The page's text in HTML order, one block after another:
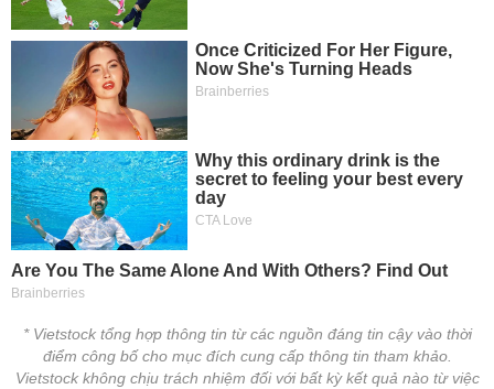
* Vietstock tổng hợp thông tin từ các nguồn đáng tin cậy vào thời
điểm công bố cho mục đích cung cấp thông tin tham khảo.
Vietstock không chịu trách nhiệm đối với bất kỳ kết quả nào từ việc